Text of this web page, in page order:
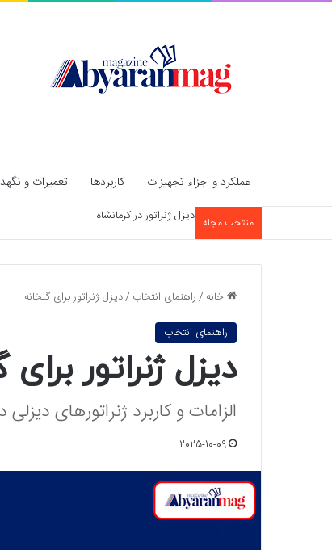
عملکرد و اجزاء تجهیزات کاربردها تعمیرات و
منتخب مجله دیزل ژنراتور در قزوین
خانه /راهنمای انتخاب /دیزل ژنراتور برای گلخانه
راهنمای انتخاب
دیزل ژنراتور برای
الزامات و کاربرد ژنراتورهای
2025-10-09